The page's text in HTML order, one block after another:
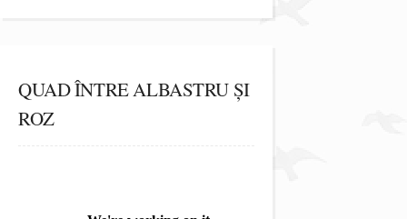
QUAD ÎNTRE ALBASTRU ȘI
ROZ